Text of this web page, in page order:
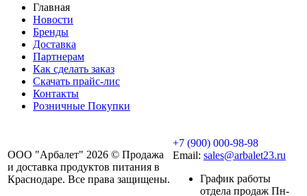
Главная
Новости
Бренды
Доставка
Партнерам
Как сделать заказ
Скачать прайс-лис
Контакты
Розничные Покупки
ООО "Арбалет" 2026 © Продажа
и доставка продуктов питания в
Краснодаре. Все права защищены.
+7 (900) 000-98-98
Email: sales@arbalet23.ru
График работы
отдела продаж Пн-